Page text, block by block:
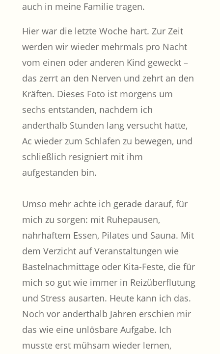
auch in meine Familie tragen.
Hier war die letzte Woche hart. Zur Zeit
werden wir wieder mehrmals pro Nacht
vom einen oder anderen Kind geweckt –
das zerrt an den Nerven und zehrt an den
Kräften. Dieses Foto ist morgens um
sechs entstanden, nachdem ich
anderthalb Stunden lang versucht hatte,
Ac wieder zum Schlafen zu bewegen, und
schließlich resigniert mit ihm
aufgestanden bin.
Umso mehr achte ich gerade darauf, für
mich zu sorgen: mit Ruhepausen,
nahrhaftem Essen, Pilates und Sauna. Mit
dem Verzicht auf Veranstaltungen wie
Bastelnachmittage oder Kita-Feste, die für
mich so gut wie immer in Reizüberflutung
und Stress ausarten. Heute kann ich das.
Noch vor anderthalb Jahren erschien mir
das wie eine unlösbare Aufgabe. Ich
musste erst mühsam wieder lernen,